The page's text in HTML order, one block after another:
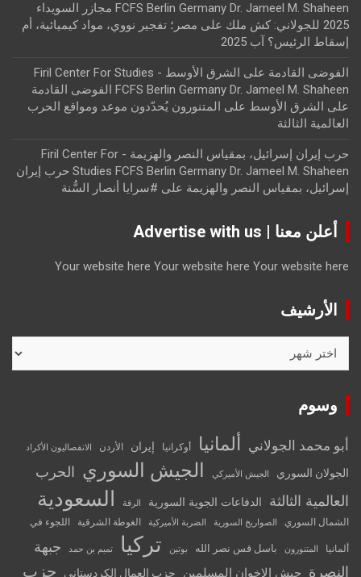
FCFS Berlin Germany Dr. Jameel M. Shaheen مجازر السويداء
2025 للجولاني: كش ملك
على مصر؛ تفجير نووي، مواد كيميائية، أم
إسقاط الرئيس؟ آب 2025
الفوضى القادمة على الشرق الأوسط - Firil Center For Studies
FCFS Berlin Germany Dr. Jameel M. Shaheen الفوضى القادمة
على الشرق الأوسط على
المتنورون يُحدّدون موعد ومواقع الحرب
العالمية الثالثة
حرب إيران إسرائيل، بمقياس النصر والهزيمة - Firil Center For
Studies FCFS Berlin Germany Dr. Jameel M. Shaheen حرب إيران
إسرائيل، بمقياس النصر والهزيمة على #سرايا أنصار السُّنة
أعلن معنا | Advertise with us
Your website here Your website here Your website here
الأرشيف
وسوم
أبو محمد الجولاني ألمانيا أوكرانيا إيران الأردن الانفصاليون الأكراد
الجولان السوري الجيش الأميركي الجيش السوري الحرب
العالمية الثالثة
الدفاعات الجوية السورية الرقة السعودية
الشمال السوري الصواريخ السورية الضربة الأميركية الغوطة الشرقية اللجوء في
ألمانيا المتنورون باسل قس نصر الله بوتين تركيا تميم بن حمد
جبهة
النصرة
جيش الإخوان المسلمين حزب العمال الكردستاني حزب